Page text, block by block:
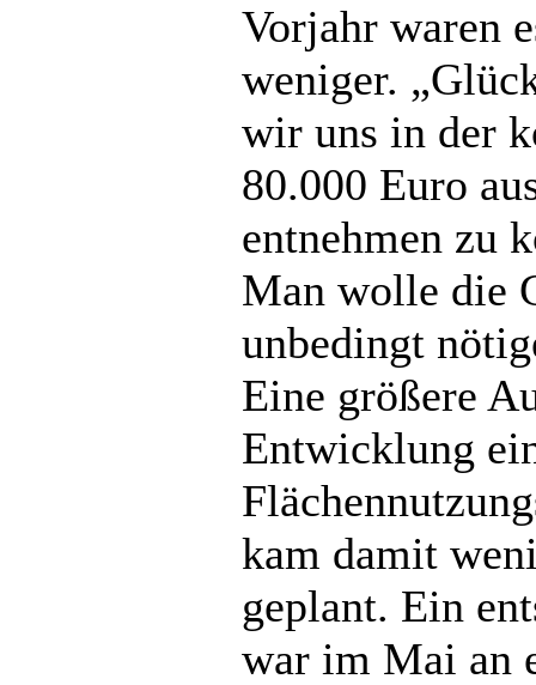
Vorjahr waren
weniger.
wir uns in der
80.000 Euro
entnehmen zu
Man wolle die
unbedingt
Eine größere
Entwicklung
kam damit
geplant. Ein
war im Mai an